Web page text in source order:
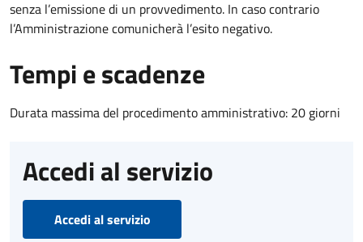
senza l’emissione di un provvedimento. In caso contrario
l’Amministrazione comunicherà l’esito negativo.
Tempi e scadenze
Durata massima del procedimento amministrativo: 20 giorni
Accedi al servizio
Accedi al servizio